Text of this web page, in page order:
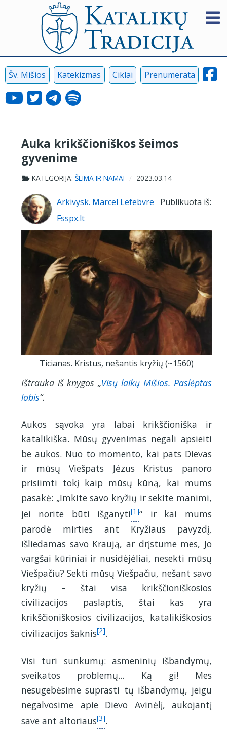
Šv. Mišios Katekizmas Ciklai Prenumerata
Auka krikščioniškos šeimos
gyvenime
KATEGORIJA: ŠEIMA IR NAMAI 2023.03.14
Arkivysk. Marcel Lefebvre Publikuota iš:
Fsspx.lt
Ticianas. Kristus, nešantis kryžių (~1560)
Ištrauka iš knygos „Visų laikų Mišios. Paslėptas
lobis“.
Aukos sąvoka yra labai krikščioniška ir
katalikiška. Mūsų gyvenimas negali apsieiti
be aukos. Nuo to momento, kai pats Dievas
ir mūsų Viešpats Jėzus Kristus panoro
prisiimti tokį kaip mūsų kūną, kai mums
pasakė: „Imkite savo kryžių ir sekite manimi,
jei norite būti išganyti[1]“ ir kai mums
parodė mirties ant Kryžiaus pavyzdį,
išliedamas savo Kraują, ar drįstume mes, Jo
vargšai kūriniai ir nusidėjėliai, nesekti mūsų
Viešpačiu? Sekti mūsų Viešpačiu, nešant savo
kryžių – štai visa krikščioniškosios
civilizacijos paslaptis, štai kas yra
krikščioniškosios civilizacijos, katalikiškosios
civilizacijos šaknis[2].
Visi turi sunkumų: asmeninių išbandymų,
sveikatos problemų... Ką gi! Mes
nesugebėsime suprasti tų išbandymų, jeigu
negalvosime apie Dievo Avinėlį, aukojantį
save ant altoriaus[3].